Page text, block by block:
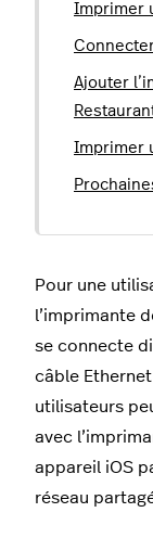
Imprimer
Ajouter
Imprimer
Pour une
l’imprimante
se connecte
câble Ethernet
utilisateurs
avec
appareil iOS
réseau